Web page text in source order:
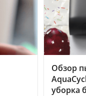
Обзор
уборка